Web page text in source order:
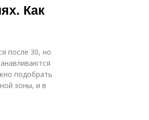
Как
после 30, но
подобрать
зоны, и в